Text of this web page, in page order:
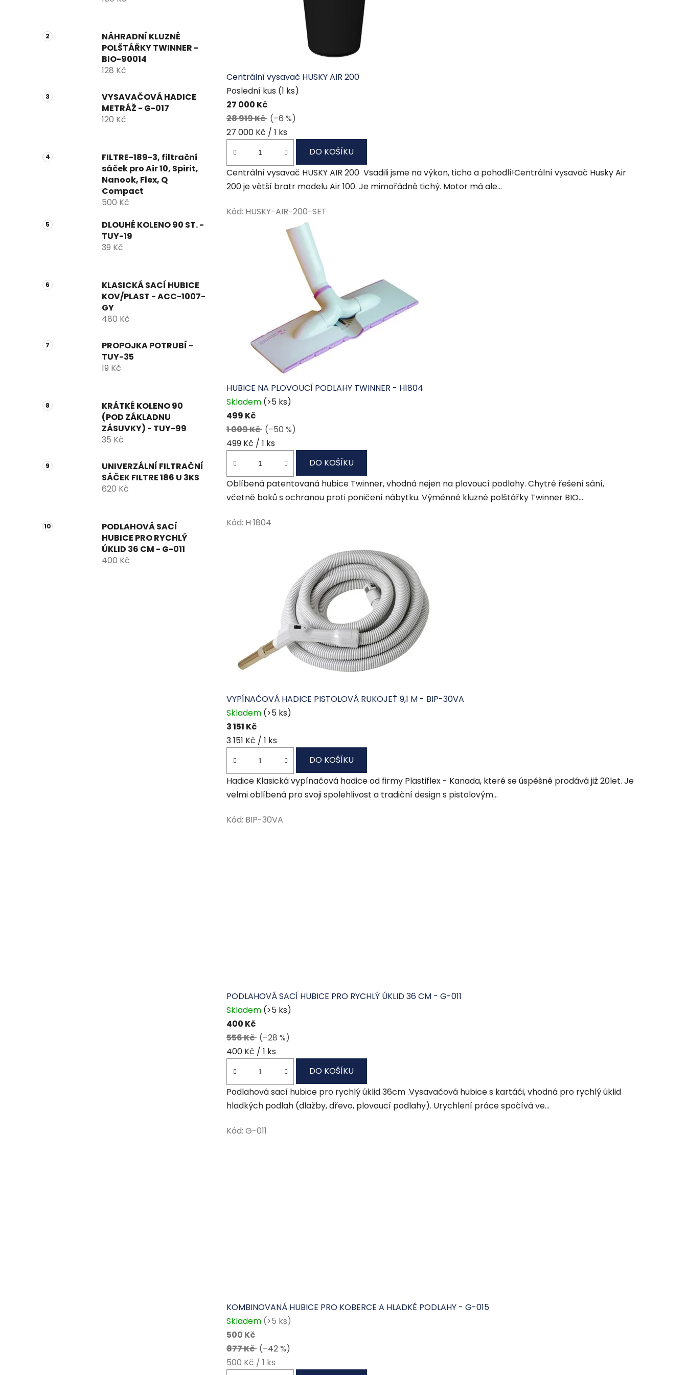
NÁHRADNÍ KLUZNÉ
POLŠTÁŘKY TWINNER -
BIO-90014
128 Kč
VYSAVAČOVÁ HADICE
METRÁŽ - G-017
120 Kč
FILTRE-189-3, filtrační
sáček pro Air 10, Spirit,
Nanook, Flex, Q
Compact
500 Kč
DLOUHÉ KOLENO 90 ST. -
TUY-19
39 Kč
KLASICKÁ SACÍ HUBICE
KOV/PLAST - ACC-1007-
GY
480 Kč
PROPOJKA POTRUBÍ -
TUY-35
19 Kč
KRÁTKÉ KOLENO 90
(POD ZÁKLADNU
ZÁSUVKY) - TUY-99
35 Kč
UNIVERZÁLNÍ FILTRAČNÍ
SÁČEK FILTRE 186 U 3KS
620 Kč
PODLAHOVÁ SACÍ
HUBICE PRO RYCHLÝ
ÚKLID 36 CM - G-011
400 Kč
Centrální vysavač HUSKY AIR 200
Poslední kus (1 ks)
27 000 Kč
28 919 Kč (–6 %)
Měrná
27 000 Kč / 1 ks
DO KOŠÍKU
Centrální vysavač HUSKY AIR 200 Vsadili jsme na výkon, ticho a pohodlí!Centrální vysavač Husky Air
200 je větší bratr modelu Air 100. Je mimořádně tichý. Motor má ale...
Kód: HUSKY-AIR-200-SET
HUBICE NA PLOVOUCÍ PODLAHY TWINNER - H1804
Skladem (>5 ks)
499 Kč
1 009 Kč (–50 %)
Měrná
499 Kč / 1 ks
DO KOŠÍKU
Oblíbená patentovaná hubice Twinner, vhodná nejen na plovoucí podlahy. Chytré řešení sání,
včetně boků s ochranou proti poničení nábytku. Výměnné kluzné polštářky Twinner BIO...
Kód: H 1804
VYPÍNAČOVÁ HADICE PISTOLOVÁ RUKOJEŤ 9,1 M - BIP-30VA
Skladem (>5 ks)
3 151 Kč
Měrná
3 151 Kč / 1 ks
DO KOŠÍKU
Hadice Klasická vypínačová hadice od firmy Plastiflex - Kanada, které se úspěšně prodává již 20let. Je
velmi oblíbená pro svoji spolehlivost a tradiční design s pistolovým...
Kód: BIP-30VA
PODLAHOVÁ SACÍ HUBICE PRO RYCHLÝ ÚKLID 36 CM - G-011
Skladem (>5 ks)
400 Kč
556 Kč (–28 %)
Měrná
400 Kč / 1 ks
DO KOŠÍKU
Podlahová sací hubice pro rychlý úklid 36cm .Vysavačová hubice s kartáči, vhodná pro rychlý úklid
hladkých podlah (dlažby, dřevo, plovoucí podlahy). Urychlení práce spočívá ve...
Kód: G-011
KOMBINOVANÁ HUBICE PRO KOBERCE A HLADKÉ PODLAHY - G-015
Skladem (>5 ks)
500 Kč
877 Kč (–42 %)
Měrná
500 Kč / 1 ks